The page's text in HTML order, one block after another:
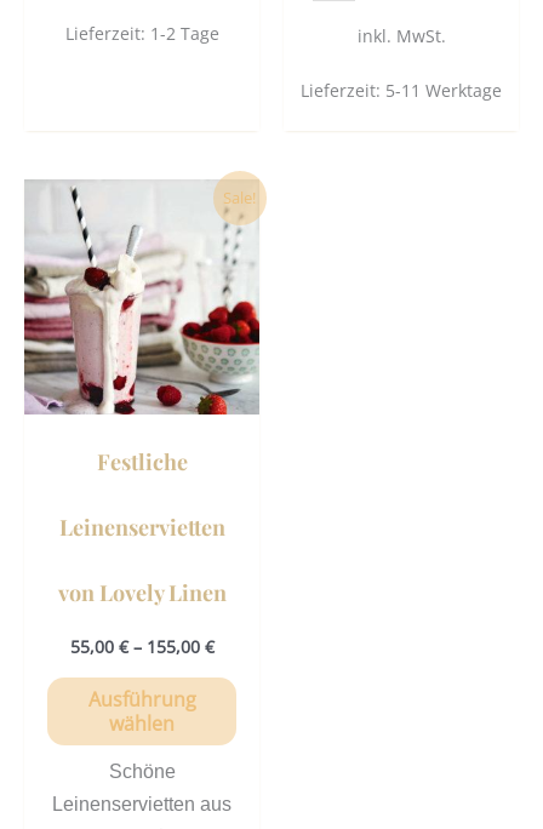
Lieferzeit: 1-2 Tage inkl. MwSt.
Lieferzeit: 5-11 Werktage
Sale!
Festliche
Leinenservietten
von Lovely Linen
55,00 €– 155,00 €
Ausführung
wählen
Dieses
Produkt
weist
Varianten
auf.
Die
Optionen
Schöne
Leinenservietten aus